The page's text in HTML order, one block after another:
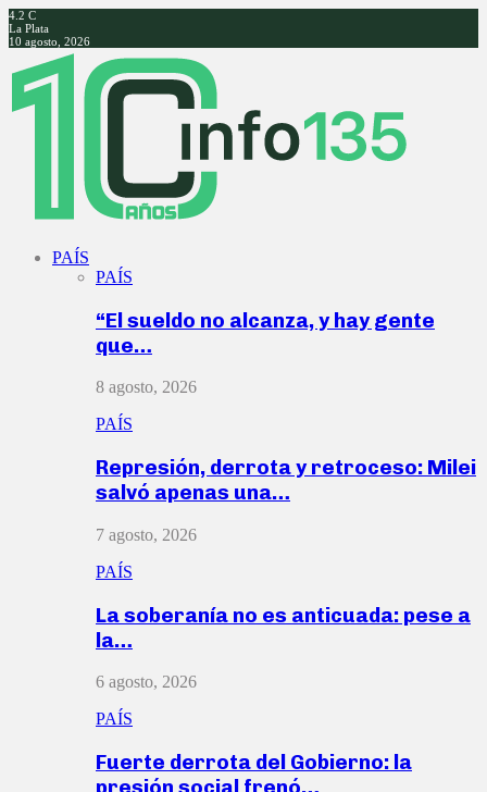
4.2 C
La Plata
10 agosto, 2026
Facebook
Twitter
Instagram
Youtube
PAÍS
PAÍS
“El sueldo no alcanza, y hay gente
que…
8 agosto, 2026
PAÍS
Represión, derrota y retroceso: Milei
salvó apenas una…
7 agosto, 2026
PAÍS
La soberanía no es anticuada: pese a
la…
6 agosto, 2026
PAÍS
Fuerte derrota del Gobierno: la